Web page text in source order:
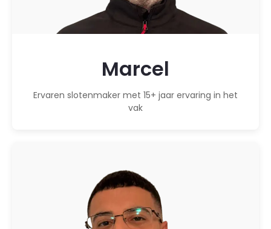
Marcel
Ervaren slotenmaker met 15+ jaar ervaring in het
vak